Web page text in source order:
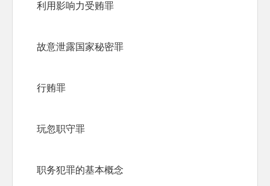
利用影响力受贿罪
故意泄露国家秘密罪
行贿罪
玩忽职守罪
职务犯罪的基本概念